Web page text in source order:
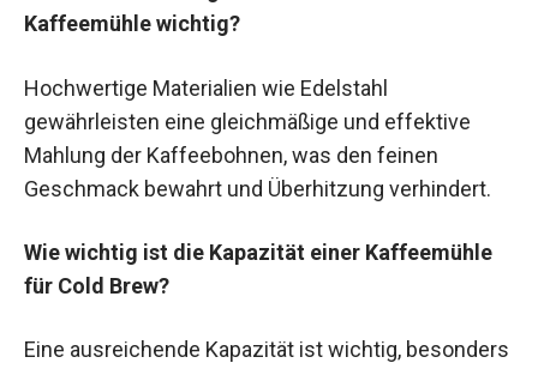
Kaffeemühle wichtig?
Hochwertige Materialien wie Edelstahl
gewährleisten eine gleichmäßige und effektive
Mahlung der Kaffeebohnen, was den feinen
Geschmack bewahrt und Überhitzung verhindert.
Wie wichtig ist die Kapazität einer Kaffeemühle
für Cold Brew?
Eine ausreichende Kapazität ist wichtig, besonders